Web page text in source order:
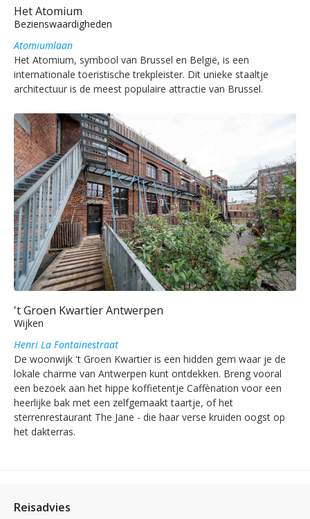
Het Atomium
Bezienswaardigheden
Atomiumlaan
Het Atomium, symbool van Brussel en België, is een
internationale toeristische trekpleister. Dit unieke staaltje
architectuur is de meest populaire attractie van Brussel.
't Groen Kwartier Antwerpen
Wijken
Henri La Fontainestraat
De woonwijk 't Groen Kwartier is een hidden gem waar je de
lokale charme van Antwerpen kunt ontdekken. Breng vooral
een bezoek aan het hippe koffietentje Caffènation voor een
heerlijke bak met een zelfgemaakt taartje, of het
sterrenrestaurant The Jane - die haar verse kruiden oogst op
het dakterras.
Reisadvies